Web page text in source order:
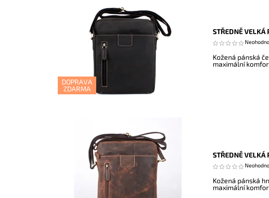
DOPRAVA
ZDARMA
STŘEDNĚ VELKÁ
Kožená pánská
maximální
STŘEDNĚ VELKÁ
Kožená pánská
maximální